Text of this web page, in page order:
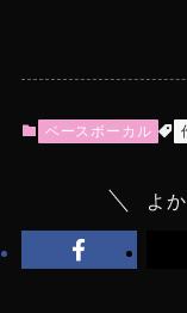
ベースボーカル
よ